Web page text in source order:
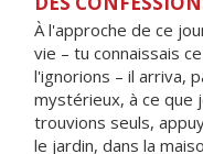
À l'approche de ce
vie – tu connaissais
l'ignorions – il arriva,
mystérieux, à ce que
trouvions seuls,
le jardin, dans la